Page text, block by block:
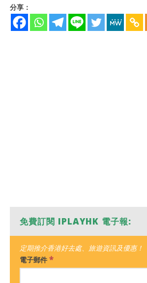
分享：
免費訂閱 IPLAYHK 電子報:
定期推介香港好去處、旅遊資訊及優惠！
電子郵件 *